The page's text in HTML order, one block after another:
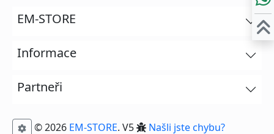
EM-STORE
Informace
Partneři
© 2026 EM-STORE. V5 Našli jste chybu?